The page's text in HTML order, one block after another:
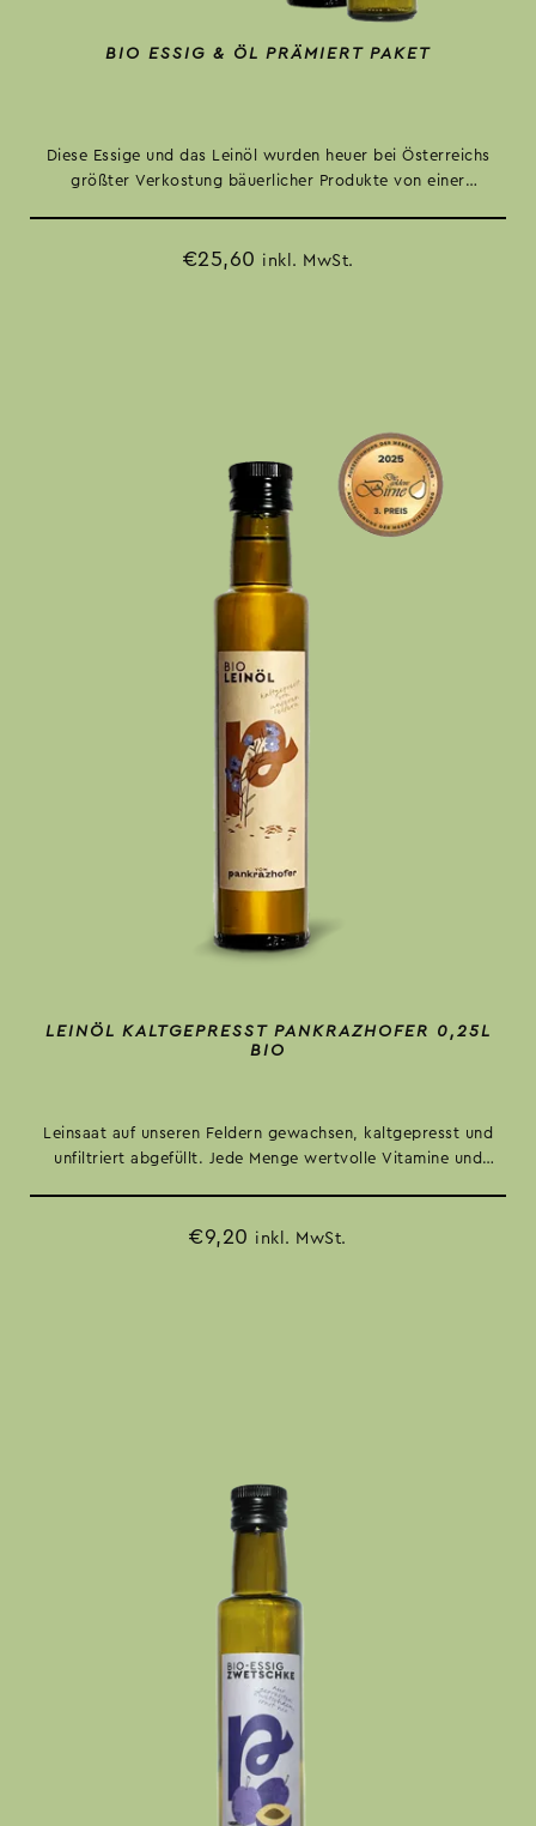
BIO ESSIG & ÖL PRÄMIERT PAKET
Diese Essige und das Leinöl wurden heuer bei Österreichs
größter Verkostung bäuerlicher Produkte von einer
€25,60 inkl. MwSt.
LEINÖL KALTGEPRESST PANKRAZHOFER 0,25L
BIO
Leinsaat auf unseren Feldern gewachsen, kaltgepresst und
unfiltriert abgefüllt. Jede Menge wertvolle Vitamine und
Wohlbefinden.
€9,20 inkl. MwSt.